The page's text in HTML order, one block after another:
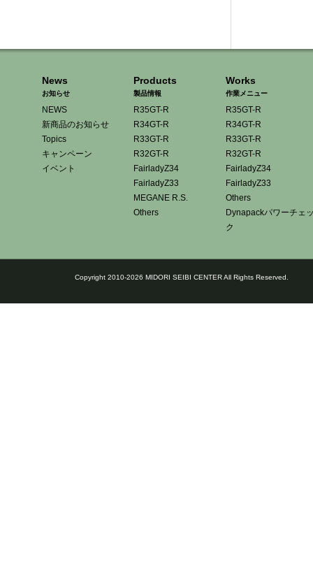
News
お知らせ
NEWS
新商品のお知らせ
Topics
キャンペーン
イベント
Products
製品情報
R35GT-R
R34GT-R
R33GT-R
R32GT-R
FairladyZ34
FairladyZ33
MEGANE R.S.
Others
Works
作業メニュー
R35GT-R
R34GT-R
R33GT-R
R32GT-R
FairladyZ34
FairladyZ33
Others
Dynapackパワーチェ
ク
Copyright 2010-2026 MIDORI SEIBI CENTER All Rights Reserved.